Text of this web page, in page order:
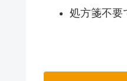
処方箋不要